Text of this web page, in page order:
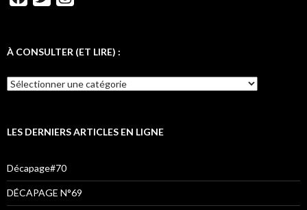
e
o
t
e
t
g
m
À CONSULTER (ET LIRE) :
LES DERNIERS ARTICLES EN LIGNE
Décapage#70
DÉCAPAGE N°69